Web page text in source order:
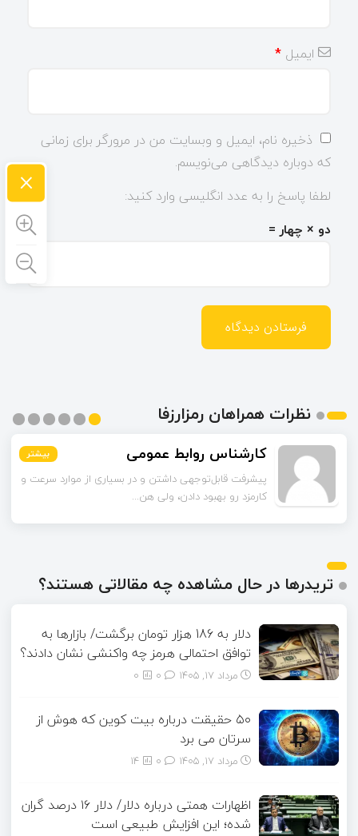
ایمیل *
ذخیره نام، ایمیل و وبسایت من در مرورگر برای زمانی
که دوباره دیدگاهی می‌نویسم.
لطفا پاسخ را به عدد انگلیسی وارد کنید:
دو × چهار =
نظرات همراهان رمزارزفا
بیشتر محمدی بیشتر
راهکارهای لایه دوم رو به‌عنوان راه‌حل گفتین. این شبکه‌ها
چقدر تونستن مشکل مقیاس‌...
بیشتر
بیشتر
بیشتر
بیشتر
تریدرها در حال مشاهده چه مقالاتی هستند؟
دلار به 186 هزار تومان برگشت/ بازارها به
توافق احتمالی هرمز چه واکنشی نشان دادند؟
مرداد ۱۷, ۱۴۰۵ 0
۵۰ حقیقت درباره بیت کوین که هوش از
سرتان می برد
مرداد ۱۷, ۱۴۰۵ 14
اظهارات همتی درباره دلار/ دلار ۱۶ درصد گران
شده؛ این افزایش طبیعی است
×